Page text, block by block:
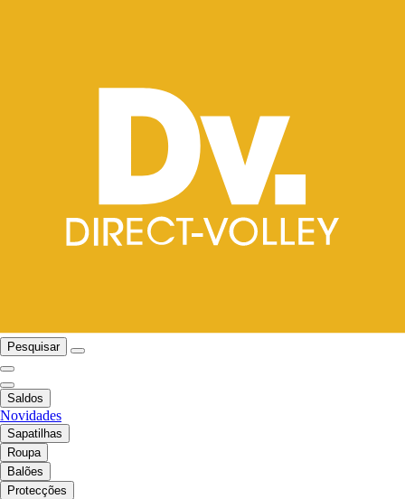
Pesquisar
Saldos
Novidades
Sapatilhas
Roupa
Balões
Protecções